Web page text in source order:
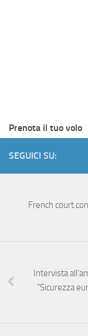
Prenota il tuo volo
SEGUICI SU:
French court
Intervista
“Sicurezza